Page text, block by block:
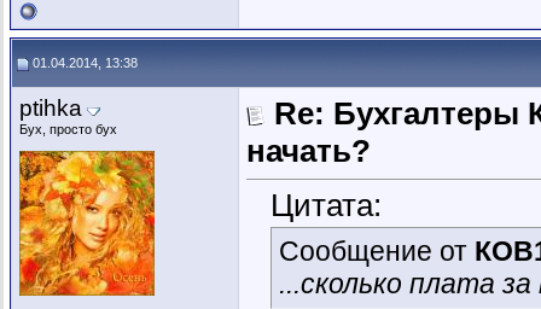
01.04.2014, 13:38
ptihka
Бух, просто бух
Re: Бухгалтеры
начать?
Цитата:
Сообщение от
...сколько плата